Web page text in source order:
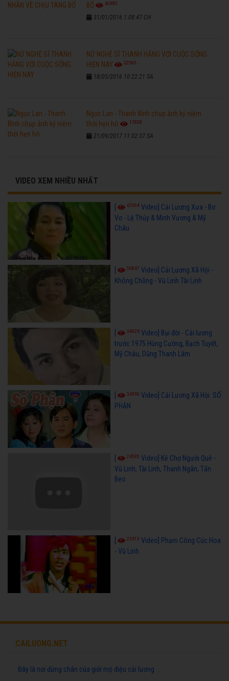
BỐ
42985
31/01/2016 1:08:47 CH
NỮ NGHỆ SĨ THANH HẰNG VỚI CUỘC SỐNG
HIỆN NAY
32583
18/05/2016 10:22:21 SA
Ngọc Lan - Thanh Bình chụp ảnh kỷ niệm
thời hẹn hò
17828
21/09/2017 11:02:37 SA
VIDEO XEM NHIỀU NHẤT
67094 Video] Cải Lương Xưa - Bơ
Vơ - Lệ Thủy & Minh Vương & Mỹ
Châu
50847 Video] Cải Lương Xã Hội -
Không Chồng - Vũ Linh Tài Linh
36026 Video] Bụi đời - Cải lương
trước 1975 Hùng Cường, Bạch Tuyết,
Mỹ Châu, Dũng Thanh Lâm
34590 Video] Cải Lương Xã Hội: SỐ
PHẬN
24595 Video] Kẻ Chợ Người Quê -
Vũ Linh, Tài Linh, Thanh Ngân, Tấn
Beo
23613 Video] Phạm Công Cúc Hoa
- Vũ Linh
CAILUONG.NET
Đây là nơi dừng chân của giới mộ điệu cải lương